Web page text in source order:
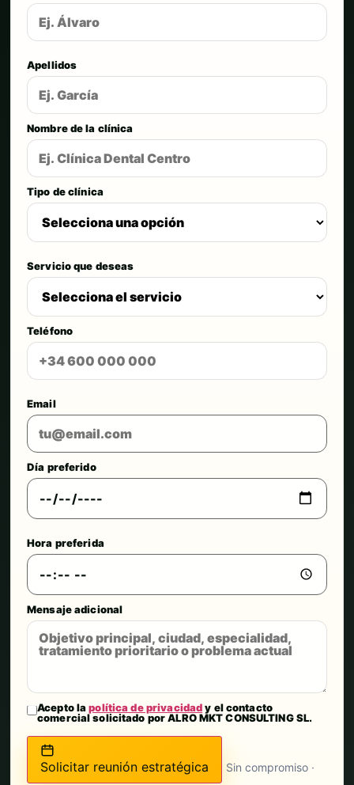
Apellidos
Nombre de la clínica
Tipo de clínica
Servicio que deseas
Teléfono
Email
Día preferido
Hora preferida
Mensaje adicional
Acepto lapolítica de privacidady el contacto
comercial solicitado por ALRO MKT CONSULTING SL.
Solicitar reunión estratégica
Sin compromiso ·